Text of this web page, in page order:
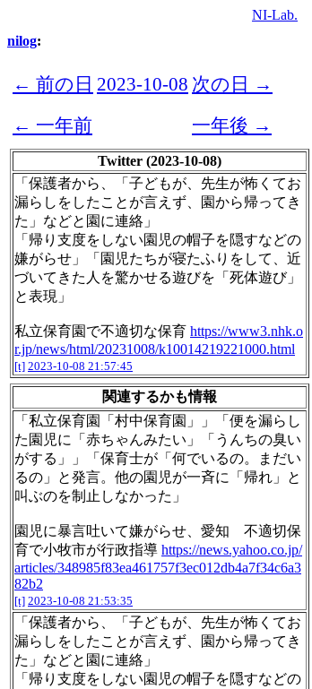
NI-Lab.
nilog:
← 前の日 2023-10-08 次の日 →
← 一年前
一年後 →
Twitter (2023-10-08)
「保護者から、「子どもが、先生が怖くてお
漏らしをしたことが言えず、園から帰ってき
た」などと園に連絡」
「帰り支度をしない園児の帽子を隠すなどの
嫌がらせ」「園児たちが寝たふりをして、近
づいてきた人を驚かせる遊びを「死体遊び」
と表現」
私立保育園で不適切な保育 https://www3.nhk.o
r.jp/news/html/20231008/k10014219221000.html
[t] 2023-10-08 21:57:45
関連するかも情報
「私立保育園「村中保育園」」「便を漏らし
た園児に「赤ちゃんみたい」「うんちの臭い
がする」」「保育士が「何でいるの。まだい
るの」と発言。他の園児が一斉に「帰れ」と
叫ぶのを制止しなかった」
園児に暴言吐いて嫌がらせ、愛知 不適切保
育で小牧市が行政指導 https://news.yahoo.co.jp/
articles/348985f83ea461757f3ec012db4a7f34c6a3
82b2
[t] 2023-10-08 21:53:35
「保護者から、「子どもが、先生が怖くてお
漏らしをしたことが言えず、園から帰ってき
た」などと園に連絡」
「帰り支度をしない園児の帽子を隠すなどの